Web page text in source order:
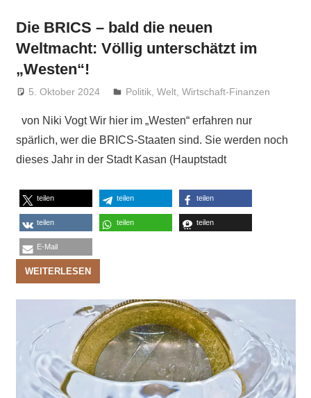
Die BRICS – bald die neuen
Weltmacht: Völlig unterschätzt im
„Westen“!
5. Oktober 2024 Niki Vogt
Politik,Welt,Wirtschaft-Finanzen
von Niki Vogt Wir hier im „Westen“ erfahren nur
spärlich, wer die BRICS-Staaten sind. Sie werden noch
dieses Jahr in der Stadt Kasan (Hauptstadt
teilen teilen teilen
teilen teilen teilen
E-Mail
WEITERLESEN